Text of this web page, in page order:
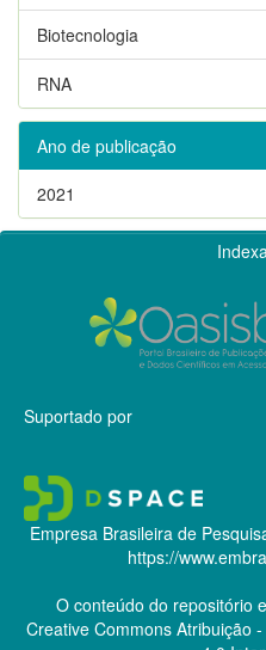
Biotecnologia
RNA
Ano de publicação
2021
Suportado por
Empresa Brasileira de
https://
O conteúdo do repositório
Creative CommonsAtribuição -